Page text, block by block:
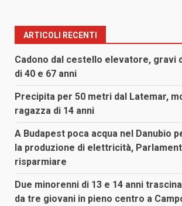
ARTICOLI RECENTI
Cadono dal cestello elevatore, gravi
di 40 e 67 anni
Precipita per 50 metri dal Latemar,
ragazza di 14 anni
A Budapest poca acqua nel Danubio
la produzione di elettricità,
risparmiare
Due minorenni di 13 e 14 anni
da tre giovani in pieno centro a